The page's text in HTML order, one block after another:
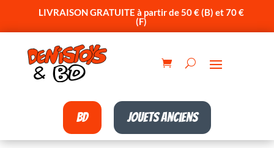
LIVRAISON GRATUITE à partir de 50 € (B) et 70 €
(F)
BD Jouets anciens